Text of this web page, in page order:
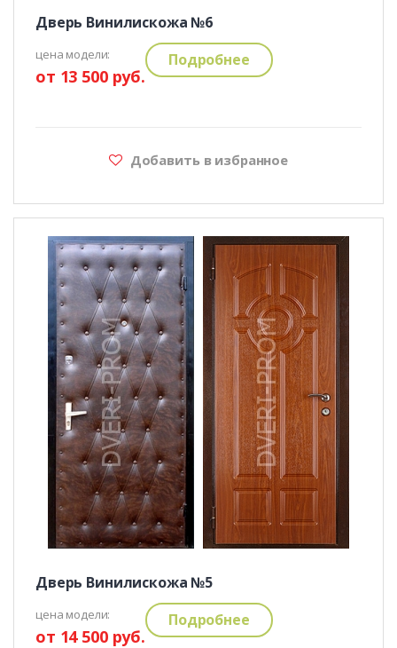
Дверь Винилискожа №6
цена модели:
от 13 500 руб.
Подробнее
Добавить в избранное
Дверь Винилискожа №5
цена модели:
от 14 500 руб.
Подробнее